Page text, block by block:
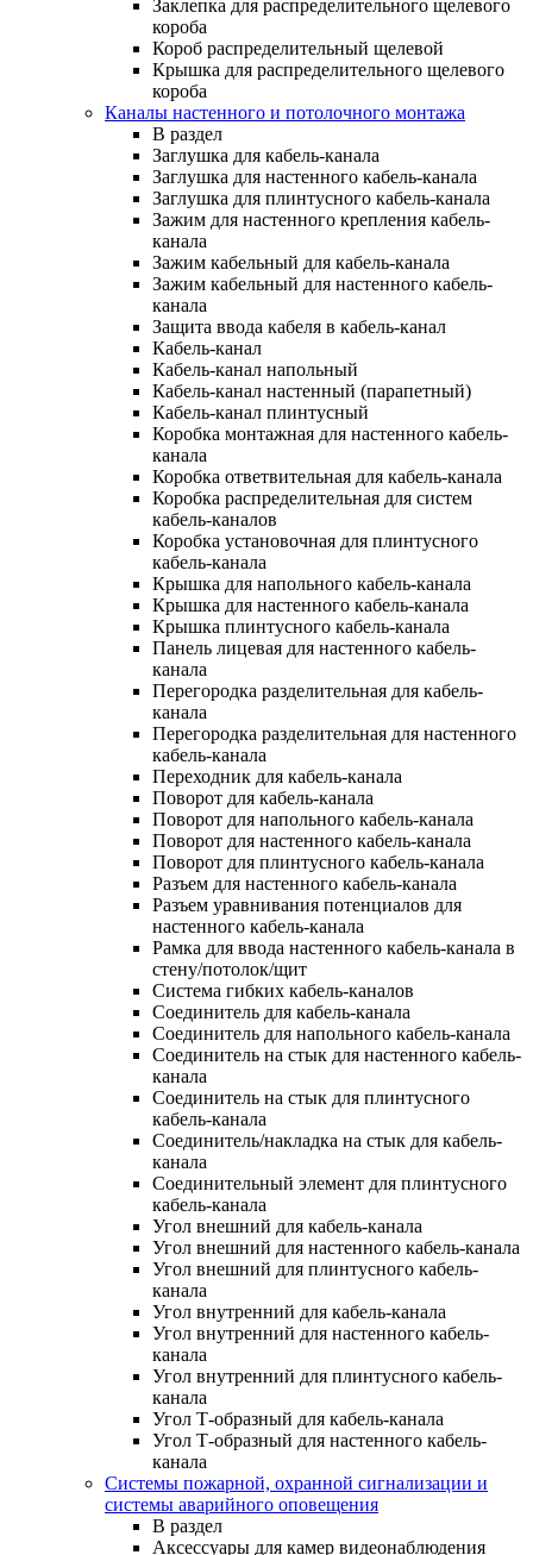
Заклепка для распределительного щелевого
короба
Короб распределительный щелевой
Крышка для распределительного щелевого
короба
Каналы настенного и потолочного монтажа
В раздел
Заглушка для кабель-канала
Заглушка для настенного кабель-канала
Заглушка для плинтусного кабель-канала
Зажим для настенного крепления кабель-
канала
Зажим кабельный для кабель-канала
Зажим кабельный для настенного кабель-
канала
Защита ввода кабеля в кабель-канал
Кабель-канал
Кабель-канал напольный
Кабель-канал настенный (парапетный)
Кабель-канал плинтусный
Коробка монтажная для настенного кабель-
канала
Коробка ответвительная для кабель-канала
Коробка распределительная для систем
кабель-каналов
Коробка установочная для плинтусного
кабель-канала
Крышка для напольного кабель-канала
Крышка для настенного кабель-канала
Крышка плинтусного кабель-канала
Панель лицевая для настенного кабель-
канала
Перегородка разделительная для кабель-
канала
Перегородка разделительная для настенного
кабель-канала
Переходник для кабель-канала
Поворот для кабель-канала
Поворот для напольного кабель-канала
Поворот для настенного кабель-канала
Поворот для плинтусного кабель-канала
Разъем для настенного кабель-канала
Разъем уравнивания потенциалов для
настенного кабель-канала
Рамка для ввода настенного кабель-канала в
стену/потолок/щит
Система гибких кабель-каналов
Соединитель для кабель-канала
Соединитель для напольного кабель-канала
Соединитель на стык для настенного кабель-
канала
Соединитель на стык для плинтусного
кабель-канала
Соединитель/накладка на стык для кабель-
канала
Соединительный элемент для плинтусного
кабель-канала
Угол внешний для кабель-канала
Угол внешний для настенного кабель-канала
Угол внешний для плинтусного кабель-
канала
Угол внутренний для кабель-канала
Угол внутренний для настенного кабель-
канала
Угол внутренний для плинтусного кабель-
канала
Угол Т-образный для кабель-канала
Угол Т-образный для настенного кабель-
канала
Системы пожарной, охранной сигнализации и
системы аварийного оповещения
В раздел
Аксессуары для камер видеонаблюдения